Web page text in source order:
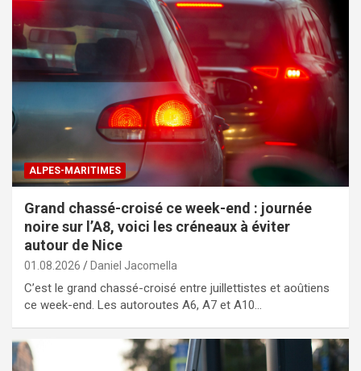
ALPES-MARITIMES
Grand chassé-croisé ce week-end : journée
noire sur l’A8, voici les créneaux à éviter
autour de Nice
01.08.2026 Daniel Jacomella
C’est le grand chassé-croisé entre juillettistes et aoûtiens
ce week-end. Les autoroutes A6, A7 et A10…